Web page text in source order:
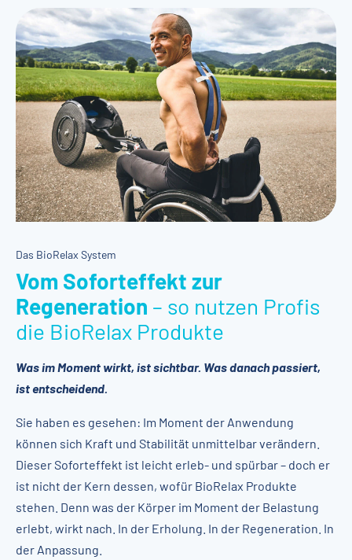
Das BioRelax System
Vom Soforteffekt zur
Regeneration – so nutzen Profis
die BioRelax Produkte
Was im Moment wirkt, ist sichtbar. Was danach passiert,
ist entscheidend.
Sie haben es gesehen: Im Moment der Anwendung
können sich Kraft und Stabilität unmittelbar verändern.
Dieser Soforteffekt ist leicht erleb- und spürbar – doch er
ist nicht der Kern dessen, wofür BioRelax Produkte
stehen. Denn was der Körper im Moment der Belastung
erlebt, wirkt nach. In der Erholung. In der Regeneration. In
der Anpassung.